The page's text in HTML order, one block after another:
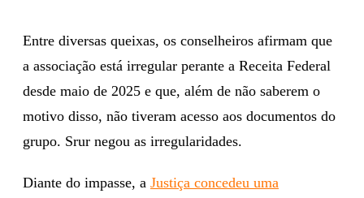
Entre diversas queixas, os conselheiros afirmam que
a associação está irregular perante a Receita Federal
desde maio de 2025 e que, além de não saberem o
motivo disso, não tiveram acesso aos documentos do
grupo. Srur negou as irregularidades.
Diante do impasse, a Justiça concedeu uma